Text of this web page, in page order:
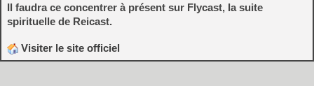
Il faudra ce concentrer à présent sur Flycast, la suite
spirituelle de Reicast.
Visiter le site officiel